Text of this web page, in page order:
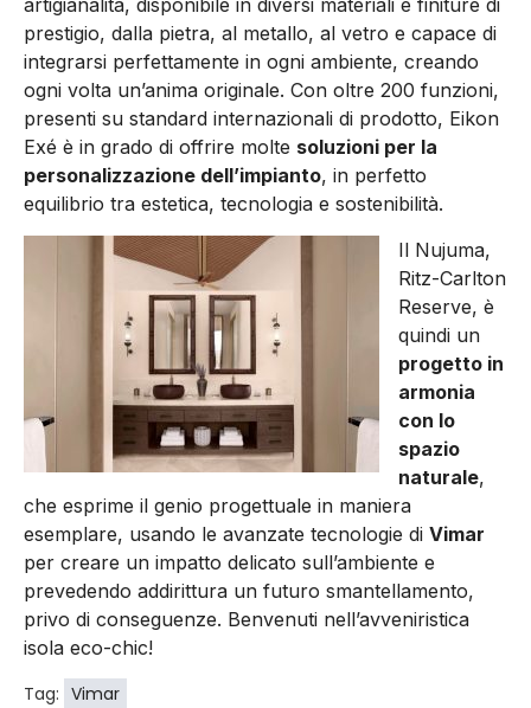
artigianalità, disponibile in diversi materiali e finiture di
prestigio, dalla pietra, al metallo, al vetro e capace di
integrarsi perfettamente in ogni ambiente, creando
ogni volta un’anima originale. Con oltre 200 funzioni,
presenti su standard internazionali di prodotto, Eikon
Exé è in grado di offrire molte soluzioni per la
personalizzazione dell’impianto, in perfetto
equilibrio tra estetica, tecnologia e sostenibilità.
Il Nujuma,
Ritz-Carlton
Reserve, è
quindi un
progetto in
armonia
con lo
spazio
naturale,
che esprime il genio progettuale in maniera
esemplare, usando le avanzate tecnologie di Vimar
per creare un impatto delicato sull’ambiente e
prevedendo addirittura un futuro smantellamento,
privo di conseguenze. Benvenuti nell’avveniristica
isola eco-chic!
Tag: Vimar